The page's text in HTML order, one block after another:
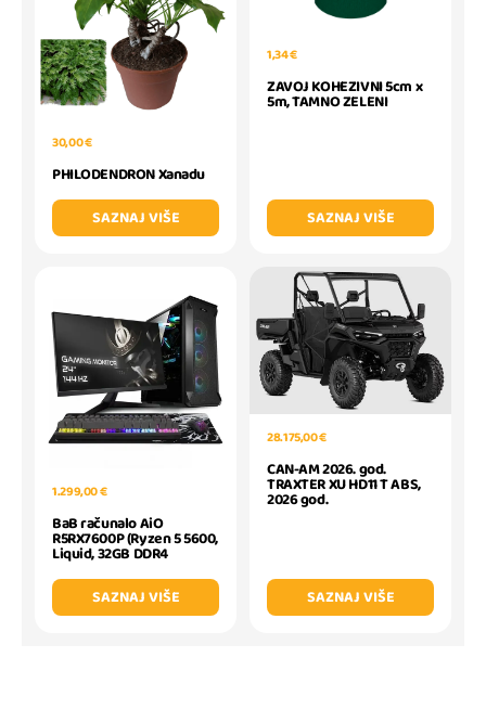
30,00 €
PHILODENDRON Xanadu
SAZNAJ VIŠE
1,34 €
ZAVOJ KOHEZIVNI 5cm x
5m, TAMNO ZELENI
SAZNAJ VIŠE
1.299,00 €
BaB računalo AiO
R5RX7600P (Ryzen 5 5600,
Liquid, 32GB DDR4
SAZNAJ VIŠE
28.175,00 €
CAN-AM 2026. god.
TRAXTER XU HD11 T ABS,
2026 god.
SAZNAJ VIŠE